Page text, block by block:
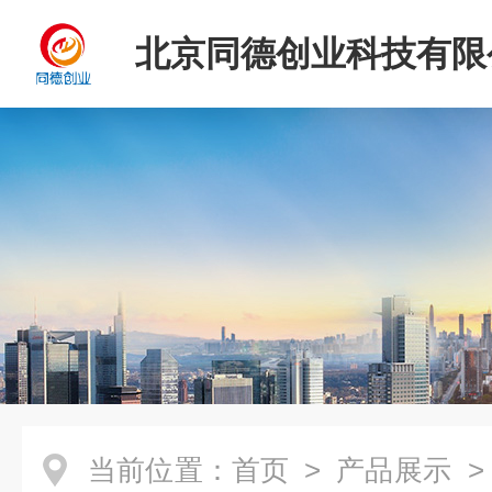
北京同德创业科技有
当前位置： 首页 > 产品展示